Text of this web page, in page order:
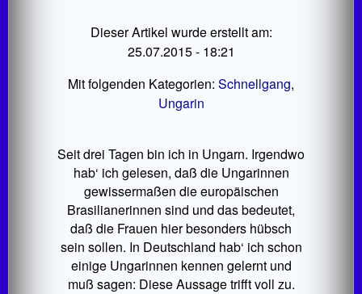
Dieser Artikel wurde erstellt am:
25.07.2015 - 18:21
Mit folgenden Kategorien: Schnellgang,
Ungarin
Seit drei Tagen bin ich in Ungarn. Irgendwo
hab‘ ich gelesen, daß die Ungarinnen
gewissermaßen die europäischen
Brasilianerinnen sind und das bedeutet,
daß die Frauen hier besonders hübsch
sein sollen. In Deutschland hab‘ ich schon
einige Ungarinnen kennen gelernt und
muß sagen: Diese Aussage trifft voll zu.